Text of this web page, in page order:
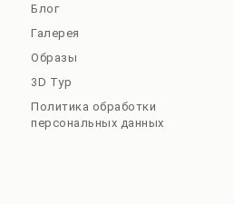
Блог
Галерея
Образы
3D Тур
Политика обработки
персональных данных